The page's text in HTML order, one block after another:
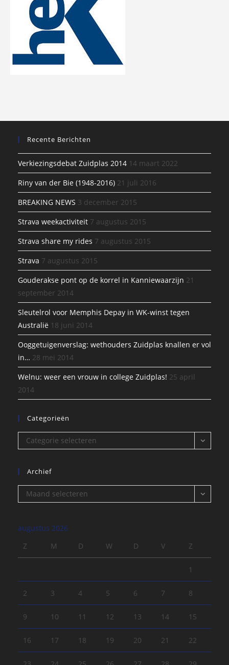
Recente Berichten
Verkiezingsdebat Zuidplas 2014 14 maart 2022
Riny van der Bie (1948-2016) 21 juli 2016
BREAKING NEWS 3 december 2015
Strava weekactiviteit 7 augustus 2015
Strava share my rides 7 augustus 2015
Strava 7 augustus 2015
Gouderakse pont op de korrel in Kanniewaarzijn 21
september 2014
Sleutelrol voor Memphis Depay in WK-winst tegen
Australië 18 juni 2014
Ooggetuigenverslag: wethouders Zuidplas knallen er vol
in… 28 mei 2014
Welnu: weer een vrouw in college Zuidplas! 25 april
2014
Categorieën
Categorieën
Categorie selecteren
Archief
Archief
Maand selecteren
augustus 2026
Z
M D W D V Z
1
2 3 4 5 6 7 8
9 10 11 12 13 14 15
16 17 18 19 20 21 22